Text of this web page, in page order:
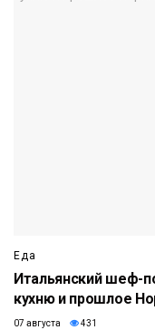
Еда
Итальянский шеф-
кухню и прошлое
07 августа 431